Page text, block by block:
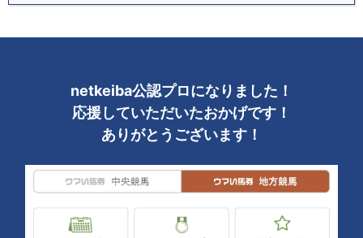
netkeiba公認プロになりました！
応援していただいたおかげです！
ありがとうございます！